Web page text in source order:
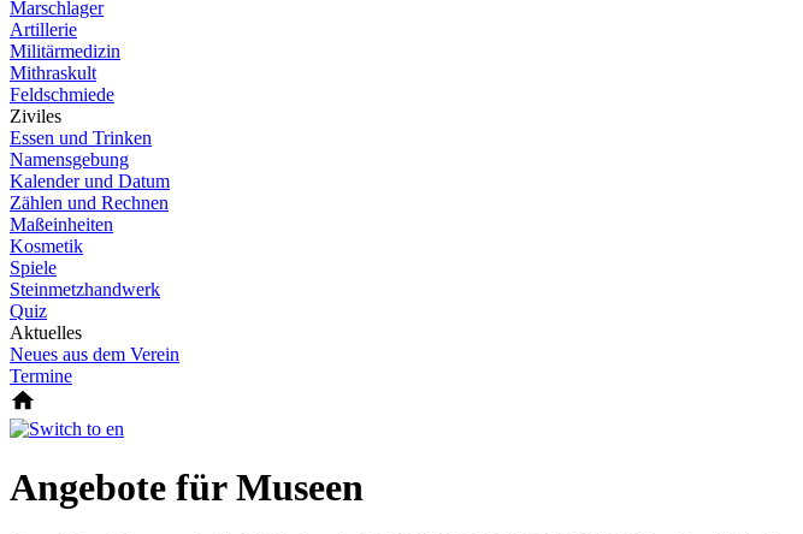
Marschlager
Artillerie
Militärmedizin
Mithraskult
Feldschmiede
Ziviles
Essen und Trinken
Namensgebung
Kalender und Datum
Zählen und Rechnen
Maßeinheiten
Kosmetik
Spiele
Steinmetzhandwerk
Quiz
Aktuelles
Neues aus dem Verein
Termine
Angebote für Museen